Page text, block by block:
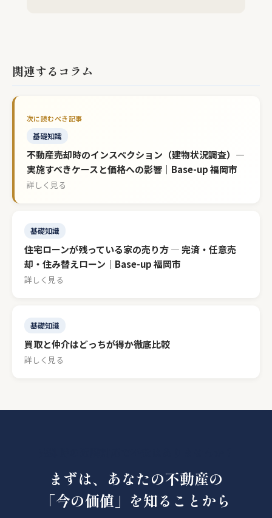
関連するコラム
基礎知識
不動産売却時のインスペクション（建物状況調査）—
実施すべきケースと価格への影響｜Base-up 福岡市
詳しく見る
基礎知識
住宅ローンが残っている家の売り方 — 完済・任意売
却・住み替えローン｜Base-up 福岡市
詳しく見る
基礎知識
買取と仲介はどっちが得か徹底比較
詳しく見る
まずは、あなたの不動産の
「今の価値」を知ることから